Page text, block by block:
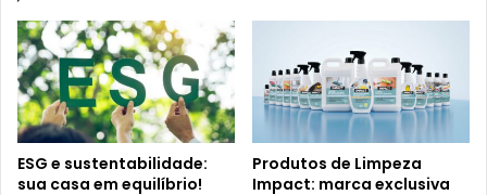
ESG e sustentabilidade:
sua casa em equilíbrio!
Produtos de Limpeza
Impact: marca exclusiva